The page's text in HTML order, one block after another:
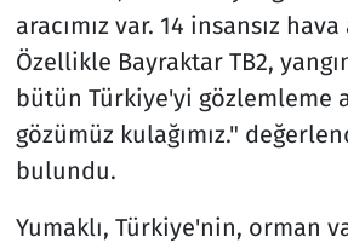
aracımız var. 14 insansız hava
Özellikle Bayraktar TB2,
bütün Türkiye'yi gözlemleme
gözümüz kulağımız."
bulundu.
Yumaklı, Türkiye'nin, orman